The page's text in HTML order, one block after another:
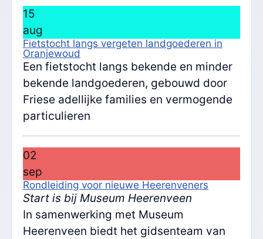
15
aug
Fietstocht langs vergeten landgoederen in
Oranjewoud
Een fietstocht langs bekende en minder
bekende landgoederen, gebouwd door
Friese adellijke families en vermogende
particulieren
02
sep
Rondleiding voor nieuwe Heerenveners
Start is bij Museum Heerenveen
In samenwerking met Museum
Heerenveen biedt het gidsenteam van